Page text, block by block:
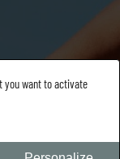
you want to activate